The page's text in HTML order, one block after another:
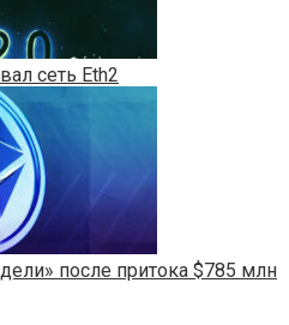
сеть Eth2
после притока $785 млн